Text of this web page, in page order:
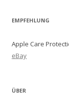
EMPFEHLUNG
Apple Care
eBay
ÜBER